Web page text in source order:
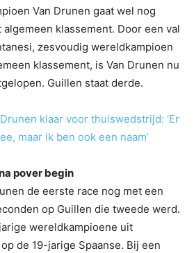
Van Drunen gaat wel nog
klassement. Door een val
zesvoudig wereldkampioen
klassement, is Van Drunen nu
Guillen staat derde.
klaar voor thuiswedstrijd: ‘Er
maar ik ben ook een naam’
pover begin
de eerste race nog met een
op Guillen die tweede werd.
wereldkampioene uit
de 19-jarige Spaanse. Bij een